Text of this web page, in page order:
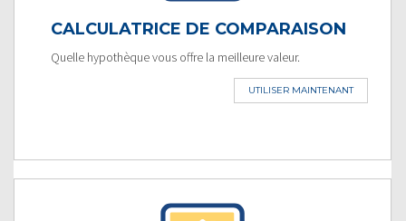
CALCULATRICE DE COMPARAISON
Quelle hypothèque vous offre la meilleure valeur.
UTILISER MAINTENANT